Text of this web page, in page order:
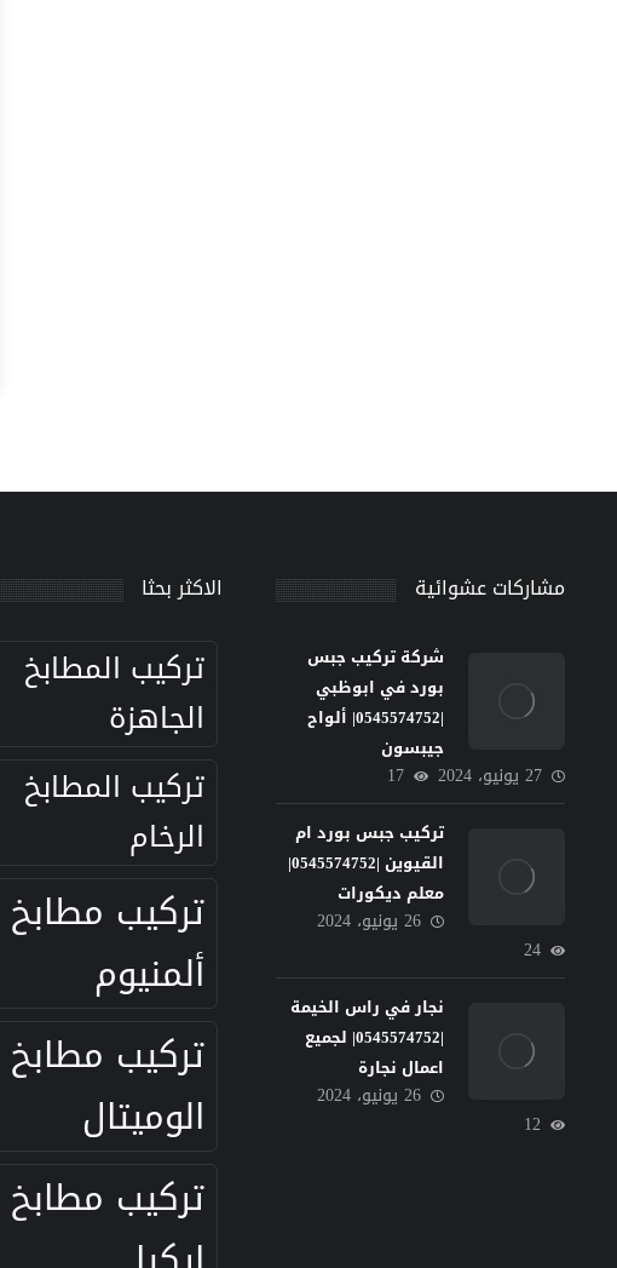
مشاركات عشوائية
شركة تركيب جبس
بورد في ابوظبي
|0545574752| ألواح
جيبسون
27 يونيو، 2024 17
تركيب جبس بورد ام
القيوين |0545574752|
معلم ديكورات
26 يونيو، 2024
24
نجار في راس الخيمة
|0545574752| لجميع
اعمال نجارة
26 يونيو، 2024
12
الاكثر بحثا
تركيب المطابخ
الجاهزة
تركيب المطابخ
الرخام
تركيب مطابخ
ألمنيوم
تركيب مطابخ
الوميتال
تركيب مطابخ